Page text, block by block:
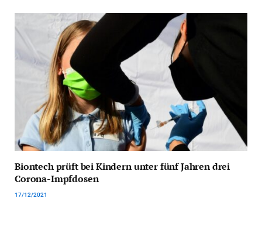
Biontech prüft bei Kindern unter fünf Jahren drei
Corona-Impfdosen
17/12/2021